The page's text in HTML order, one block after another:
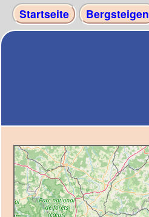
Startseite Bergsteigen